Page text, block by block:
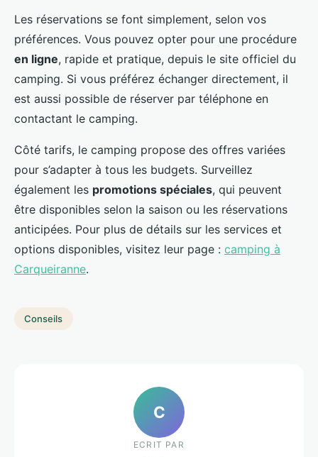
Les réservations se font simplement, selon vos
préférences. Vous pouvez opter pour une procédure
en ligne, rapide et pratique, depuis le site officiel du
camping. Si vous préférez échanger directement, il
est aussi possible de réserver par téléphone en
contactant le camping.
Côté tarifs, le camping propose des offres variées
pour s’adapter à tous les budgets. Surveillez
également les promotions spéciales, qui peuvent
être disponibles selon la saison ou les réservations
anticipées. Pour plus de détails sur les services et
options disponibles, visitez leur page : camping à
Carqueiranne.
Conseils
C
ECRIT PAR